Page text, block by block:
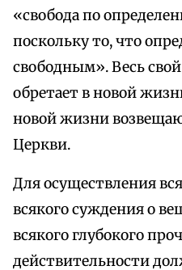
«свобода по
поскольку то, что
свободным». Весь
обретает в новой
новой жизни
Церкви.
Для осуществления
всякого суждения о
всякого глубокого
действительности